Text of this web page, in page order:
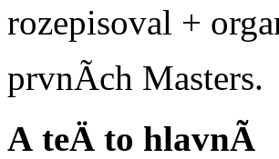
rozepisoval +
prvnÃ­ch Masters.
A teÄ to hlavnÃ­